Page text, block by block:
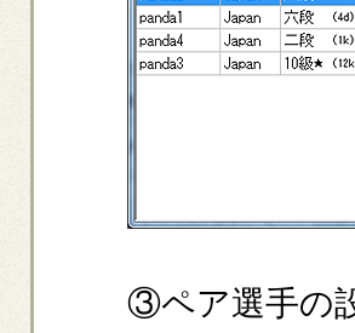
③ペア選手の